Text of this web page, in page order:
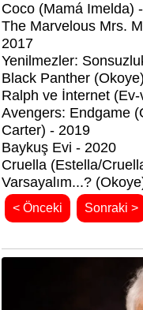
Coco (Mamá Imelda)
The Marvelous Mrs.
2017
Yenilmezler:
Black Panther
Ralph ve İnternet
Avengers: Endgame
Carter) - 2019
Baykuş Evi - 2020
Cruella (Estella/
Varsayalım...?
< Önceki Sonraki >